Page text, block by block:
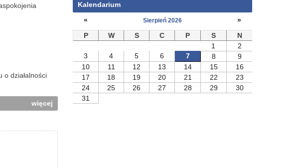
o działalności
więcej
Kalendarium
«
Sierpień 2026
»
P
W S C P S
N
1
2
3
4 5 6 7 8
9
10
11 12 13 14 15
16
17
18 19 20 21 22
23
24
25 26 27 28 29
30
31